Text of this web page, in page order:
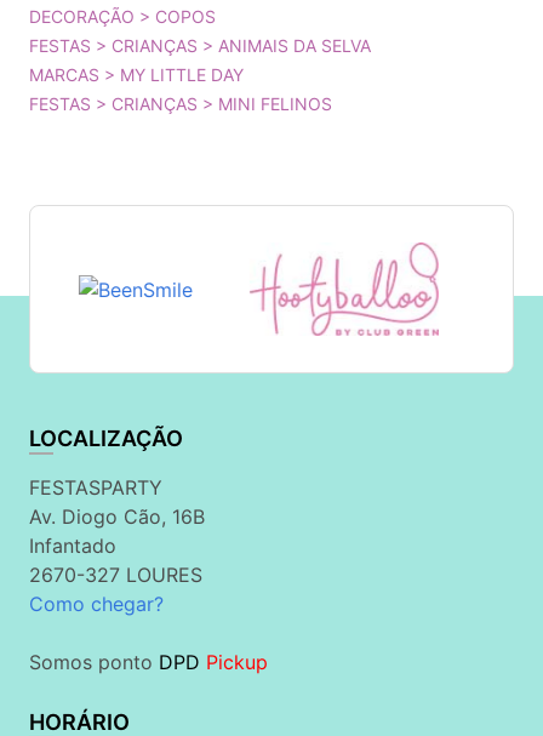
DECORAÇÃO > COPOS
FESTAS > CRIANÇAS > ANIMAIS DA SELVA
MARCAS > MY LITTLE DAY
FESTAS > CRIANÇAS > MINI FELINOS
LOCALIZAÇÃO
FESTASPARTY
Av. Diogo Cão, 16B
Infantado
2670-327 LOURES
Como chegar?
Somos ponto DPD Pickup
HORÁRIO